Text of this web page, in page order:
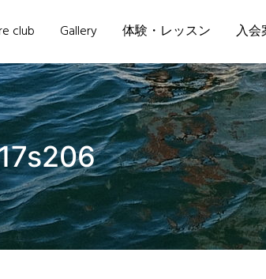
club Gallery 体験・レッスン 入会